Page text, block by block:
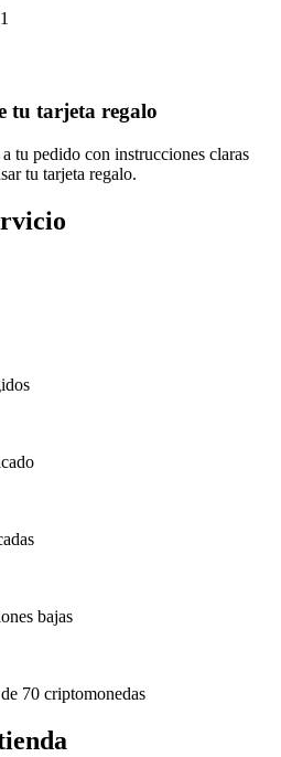
1
tu tarjeta regalo
tu pedido con instrucciones claras
tu tarjeta regalo.
bajas
70 criptomonedas